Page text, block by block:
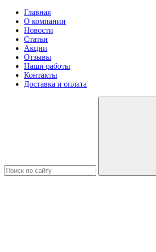
Главная
О компании
Новости
Статьи
Акции
Отзывы
Наши работы
Контакты
Доставка и оплата